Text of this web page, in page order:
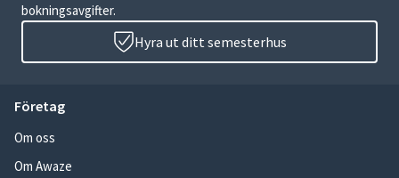
bokningsavgifter.
Hyra ut ditt semesterhus
Företag
Om oss
Om Awaze